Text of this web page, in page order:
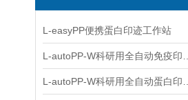
L-easyPP便携蛋白印迹工作站